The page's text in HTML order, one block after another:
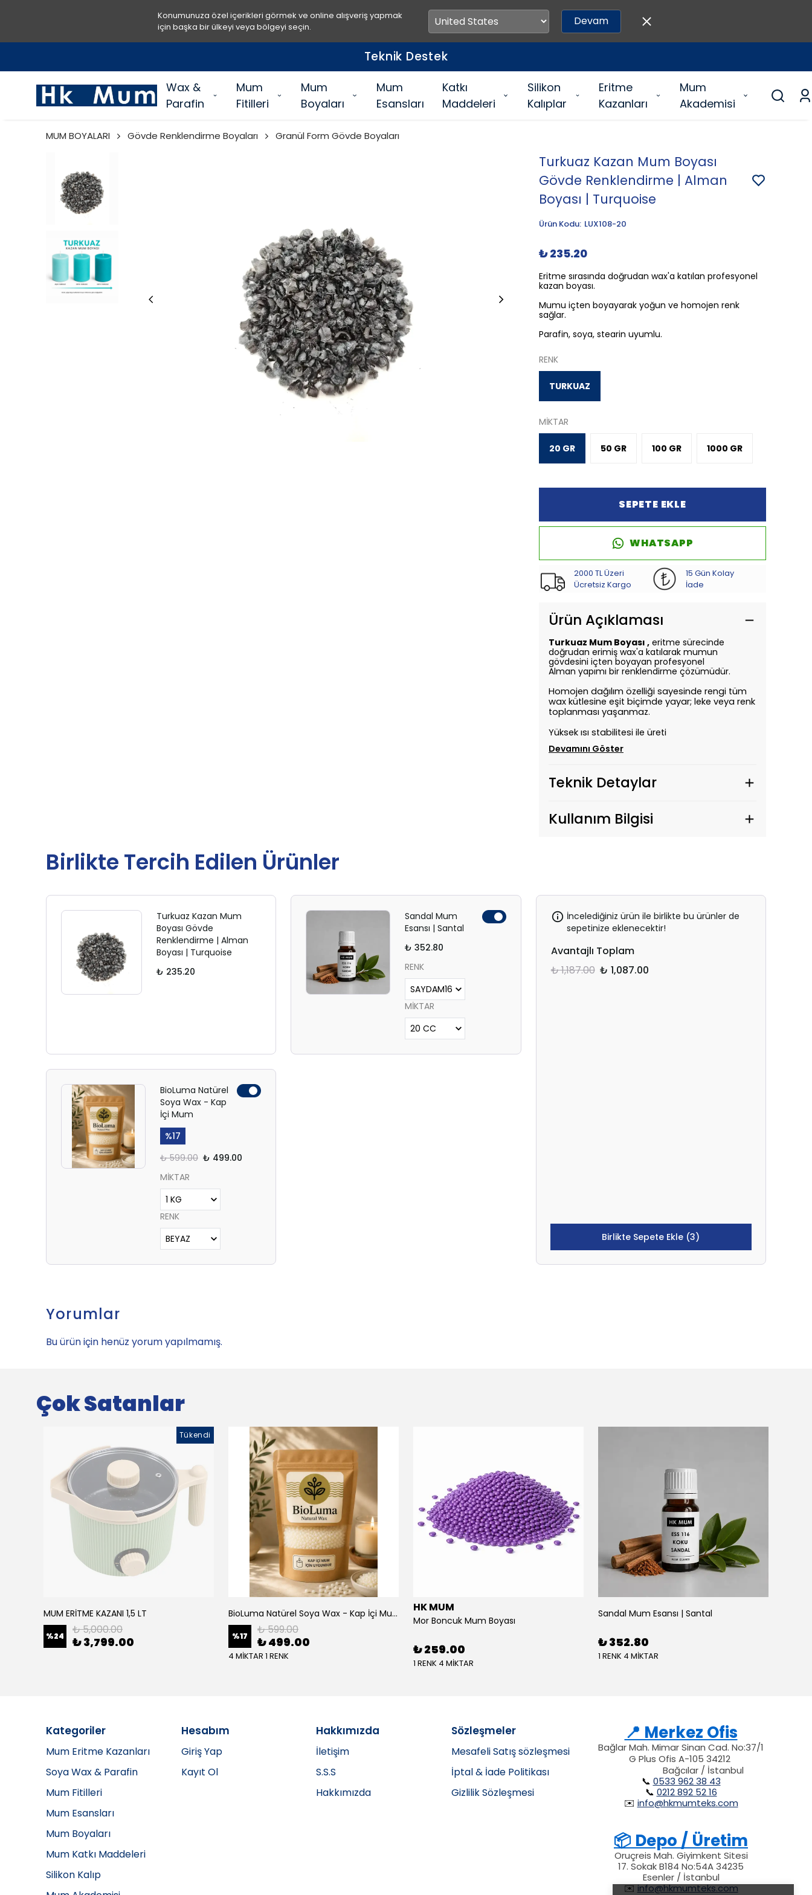
Konumunuza özel içerikleri görmek ve online alışveriş yapmak
için başka bir ülkeyi veya bölgeyi seçin.
Devam
Teknik Destek
Wax &
Parafin
Mum
Fitilleri
Mum
Boyaları
Mum
Esansları
Katkı
Maddeleri
Silikon
Kalıplar
Eritme
Kazanları
Mum
Akademisi
MUM BOYALARI Gövde Renklendirme Boyaları Granül Form Gövde Boyaları
Turkuaz Kazan Mum Boyası
Gövde Renklendirme | Alman
Boyası | Turquoise
Ürün Kodu: LUX108-20
₺ 235.20
Eritme sırasında doğrudan wax'a katılan profesyonel
kazan boyası.
Mumu içten boyayarak yoğun ve homojen renk
sağlar.
Parafin, soya, stearin uyumlu.
RENK
TURKUAZ
MİKTAR
20 GR 50 GR 100 GR 1000 GR
SEPETE EKLE
WHATSAPP
2000 TL Üzeri
Ücretsiz Kargo
15 Gün Kolay
İade
Ürün Açıklaması
Turkuaz Mum Boyası , eritme sürecinde
doğrudan erimiş wax'a katılarak mumun
gövdesini içten boyayan profesyonel
Alman yapımı bir renklendirme çözümüdür.
Homojen dağılım özelliği sayesinde rengi tüm
wax kütlesine eşit biçimde yayar; leke veya renk
toplanması yaşanmaz.
Yüksek ısı stabilitesi ile üreti
Devamını Göster
Teknik Detaylar
Kullanım Bilgisi
Birlikte Tercih Edilen Ürünler
Turkuaz Kazan Mum
Boyası Gövde
Renklendirme | Alman
Boyası | Turquoise
₺ 235.20
Sandal Mum
Esansı | Santal
₺ 352.80
RENK
MİKTAR
BioLuma Natürel
Soya Wax - Kap
İçi Mum
%17
₺ 599.00 ₺ 499.00
MİKTAR
RENK
İncelediğiniz ürün ile birlikte bu ürünler de
sepetinize eklenecektir!
Avantajlı Toplam
₺ 1,187.00 ₺ 1,087.00
Birlikte Sepete Ekle (3)
Yorumlar
Bu ürün için henüz yorum yapılmamış.
Çok Satanlar
Tükendi
MUM ERİTME KAZANI 1,5 LT
%24 ₺ 5,000.00
₺ 3,799.00
BioLuma Natürel Soya Wax - Kap İçi Mum
%17 ₺ 599.00
₺ 499.00
4 MİKTAR 1 RENK
HK MUM
Mor Boncuk Mum Boyası
₺ 259.00
1 RENK 4 MİKTAR
Sandal Mum Esansı | Santal
₺ 352.80
1 RENK 4 MİKTAR
Kategoriler
Mum Eritme Kazanları
Soya Wax & Parafin
Mum Fitilleri
Mum Esansları
Mum Boyaları
Mum Katkı Maddeleri
Silikon Kalıp
Hesabım
Giriş Yap
Kayıt Ol
Hakkımızda
İletişim
S.S.S
Hakkımızda
Sözleşmeler
Mesafeli Satış sözleşmesi
İptal & İade Politikası
Gizlilik Sözleşmesi
📍 Merkez Ofis
Bağlar Mah. Mimar Sinan Cad. No:37/1
G Plus Ofis A-105 34212
Bağcılar / İstanbul
📞 0533 962 38 43
📞 0212 892 52 16
✉️ info@hkmumteks.com
📦 Depo / Üretim
Oruçreis Mah. Giyimkent Sitesi
17. Sokak B184 No:54A 34235
Esenler / İstanbul
✉️info@hkmumteks.com